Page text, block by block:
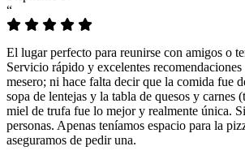
“
El lugar perfecto para reunirse con amigos o
Servicio rápido y excelentes
mesero; ni hace falta decir que la comida fue
sopa de lentejas y la tabla de quesos y carnes
miel de trufa fue lo mejor y realmente única.
personas. Apenas teníamos espacio para la
aseguramos de pedir una.